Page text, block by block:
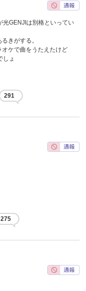
光GENJIは別格といってい
きがする。
ケで曲をうたえたけど
しょ
291
275